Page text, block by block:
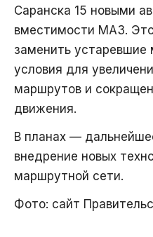
Саранска 15 новыми
вместимости МАЗ.
заменить устаревшие
условия для
маршрутов и
движения.
В планах —
внедрение новых
маршрутной сети.
Фото: сайт